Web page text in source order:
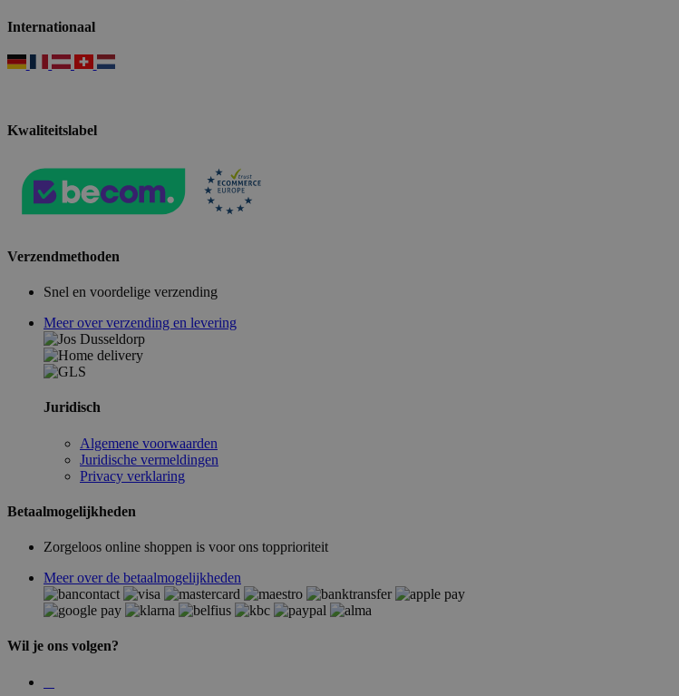
Internationaal
Kwaliteitslabel
Verzendmethoden
Snel en voordelige verzending
Meer over verzending en levering
Juridisch
Algemene voorwaarden
Juridische vermeldingen
Privacy verklaring
Betaalmogelijkheden
Zorgeloos online shoppen is voor ons topprioriteit
Meer over de betaalmogelijkheden
Wil je ons volgen?